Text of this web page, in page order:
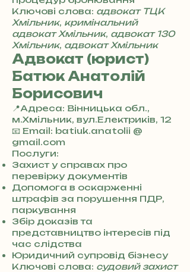
Ключові слова: адвокат ТЦК
Хмільник, кримінальний
адвокат Хмільник, адвокат 130
Хмільник, адвокат Хмільник
Адвокат (юрист)
Батюк Анатолій
Борисович
📍Адреса: Вінницька обл.,
м.Хмільник, вул.Електриків, 12
+
3
8
0
7
3
0
4
8
5
7
8
4
📧 Email: batiuk.anatolii @
gmail.com
Послуги:
Захист у справах про
перевірку документів
Допомога в оскарженні
штрафів за порушення ПДР,
паркування
Збір доказів та
представництво інтересів під
час слідства
Юридичний супровід бізнесу
Ключові слова: судовий захист